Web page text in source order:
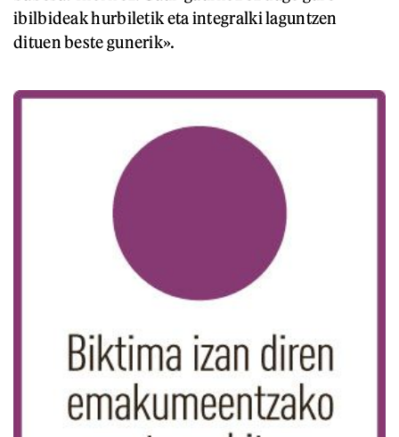
ibilbideak hurbiletik eta integralki laguntzen
dituen beste gunerik».